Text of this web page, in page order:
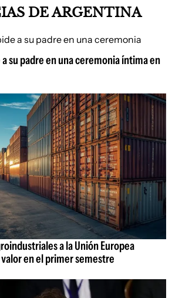
DE ARGENTINA
su padre en una ceremonia íntima en
a la Unión Europea
en el primer semestre